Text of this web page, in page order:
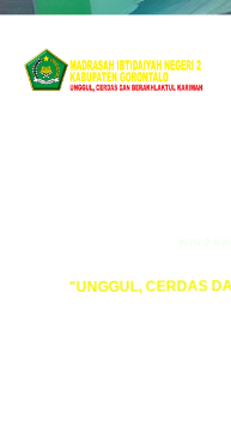
"UNGGUL, CERDAS DAN